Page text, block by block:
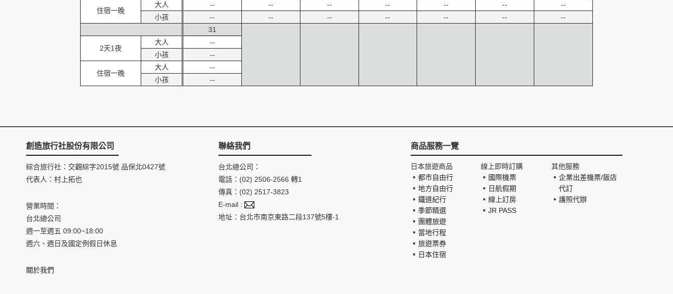
住宿一晚
大人
小孩
2天1夜
大人
小孩
住宿一晚
大人
小孩
--
--
--
--
--
--
--
--
--
--
--
--
--
--
31
--
--
--
--
創造旅行社股份有限公司
綜合旅行社：交觀綜字2015號 品保北0427號
代表人：村上拓也
營業時間：
台北總公司
週一至週五 09:00~18:00
週六、週日及國定例假日休息
關於我們
聯絡我們
台北總公司：
電話：(02) 2506-2566 轉1
傳真：(02) 2517-3823
E-mail :
地址：台北市南京東路二段137號5樓-1
商品服務一覽
日本旅遊商品
都市自由行
地方自由行
鐵道紀行
季節精選
團體旅遊
當地行程
旅遊票券
日本住宿
線上即時訂購
國際機票
日航假期
線上訂房
JR PASS
其他服務
企業出差機票/飯店
代訂
護照代辦